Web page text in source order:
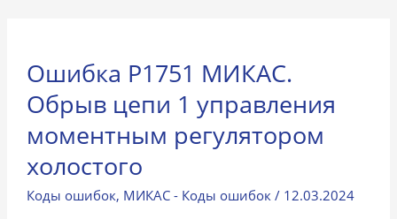
Ошибка P1751 МИКАС.
Обрыв цепи 1 управления
моментным регулятором
холостого
Коды ошибок, МИКАС - Коды ошибок / 12.03.2024